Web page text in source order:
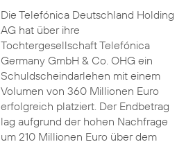
Die Telefónica Deutschland Holding
AG hat über ihre
Tochtergesellschaft Telefónica
Germany GmbH & Co. OHG ein
Schuldscheindarlehen mit einem
Volumen von 360 Millionen Euro
erfolgreich platziert. Der Endbetrag
lag aufgrund der hohen Nachfrage
um 210 Millionen Euro über dem